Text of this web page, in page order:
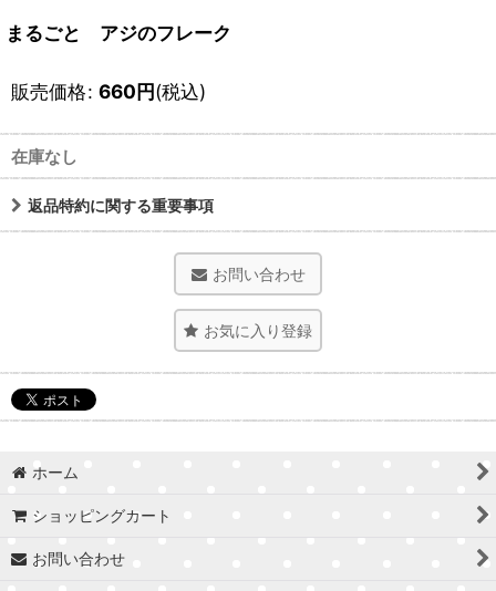
まるごと アジのフレーク
販売価格: 660円(税込)
在庫なし
返品特約に関する重要事項
お問い合わせ
お気に入り登録
ホーム
ショッピングカート
お問い合わせ